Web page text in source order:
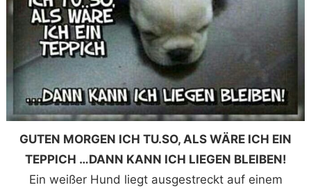
GUTEN MORGEN ICH TU.SO, ALS WÄRE ICH EIN
TEPPICH …DANN KANN ICH LIEGEN BLEIBEN!
Ein weißer Hund liegt ausgestreckt auf einem